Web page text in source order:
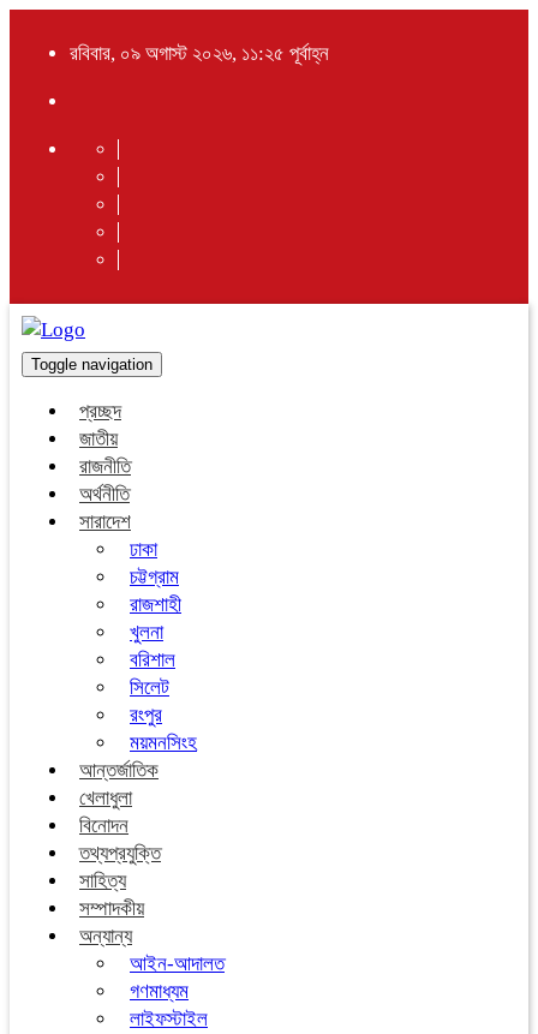
রবিবার, ০৯ অগাস্ট ২০২৬, ১১:২৫ পূর্বাহ্ন
Toggle navigation
প্রচ্ছদ
জাতীয়
রাজনীতি
অর্থনীতি
সারাদেশ
ঢাকা
চট্টগ্রাম
রাজশাহী
খুলনা
বরিশাল
সিলেট
রংপুর
ময়মনসিংহ
আন্তর্জাতিক
খেলাধুলা
বিনোদন
তথ্যপ্রযুক্তি
সাহিত্য
সম্পাদকীয়
অন্যান্য
আইন-আদালত
গণমাধ্যম
লাইফস্টাইল